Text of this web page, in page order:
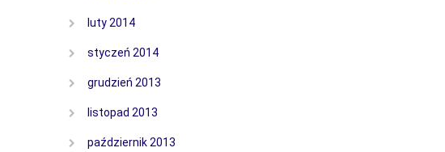
luty 2014
styczeń 2014
grudzień 2013
listopad 2013
październik 2013